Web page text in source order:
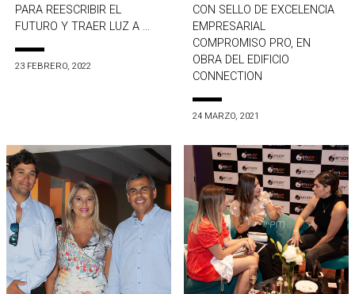
PARA REESCRIBIR EL
FUTURO Y TRAER LUZ A ...
23 FEBRERO, 2022
CON SELLO DE EXCELENCIA
EMPRESARIAL
COMPROMISO PRO, EN
OBRA DEL EDIFICIO
CONNECTION
24 MARZO, 2021